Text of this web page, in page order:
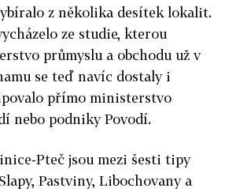
z několika desítek lokalit.
ze studie, kterou
erstvo průmyslu a obchodu už v
se teď navíc dostaly i
přímo ministerstvo
nebo podniky Povodí.
Pteč jsou mezi šesti tipy
Pastviny, Libochovany a